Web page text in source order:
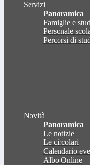
Servizi
Panoramica
Famiglie e
Personale
Percorsi di
Novità
Panoramica
Le notizie
Le circolari
Calendario
Albo Online